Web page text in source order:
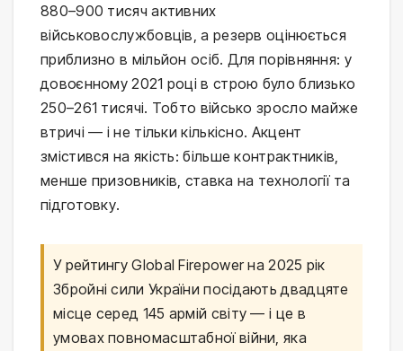
880–900 тисяч активних
військовослужбовців, а резерв оцінюється
приблизно в мільйон осіб. Для порівняння: у
довоєнному 2021 році в строю було близько
250–261 тисячі. Тобто військо зросло майже
втричі — і не тільки кількісно. Акцент
змістився на якість: більше контрактників,
менше призовників, ставка на технології та
підготовку.
У рейтингу Global Firepower на 2025 рік
Збройні сили України посідають двадцяте
місце серед 145 армій світу — і це в
умовах повномасштабної війни, яка